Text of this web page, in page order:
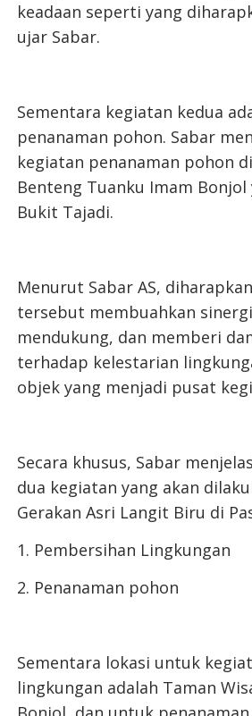
keadaan seperti yang
ujar Sabar.
Sementara kegiatan kedua
penanaman pohon. Sabar
kegiatan penanaman pohon
Benteng Tuanku Imam
Bukit Tajadi.
Menurut Sabar AS,
tersebut membuahkan
mendukung, dan memberi
terhadap kelestarian
objek yang menjadi pusat
Secara khusus, Sabar
dua kegiatan yang akan
Gerakan Asri Langit Biru di
1. Pembersihan Lingkungan
2. ⁠Penanaman pohon
Sementara lokasi untuk
lingkungan adalah Taman